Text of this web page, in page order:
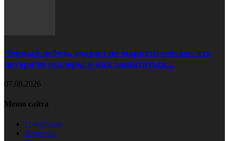
Черный лебедь ударил по маркетплейсам: что
потеряли селлеры и как защититься...
07.08.2026
Меню сайта
О журнале
Издатель